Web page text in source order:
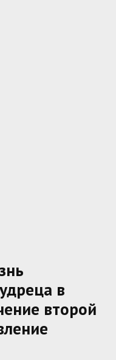
в
второй